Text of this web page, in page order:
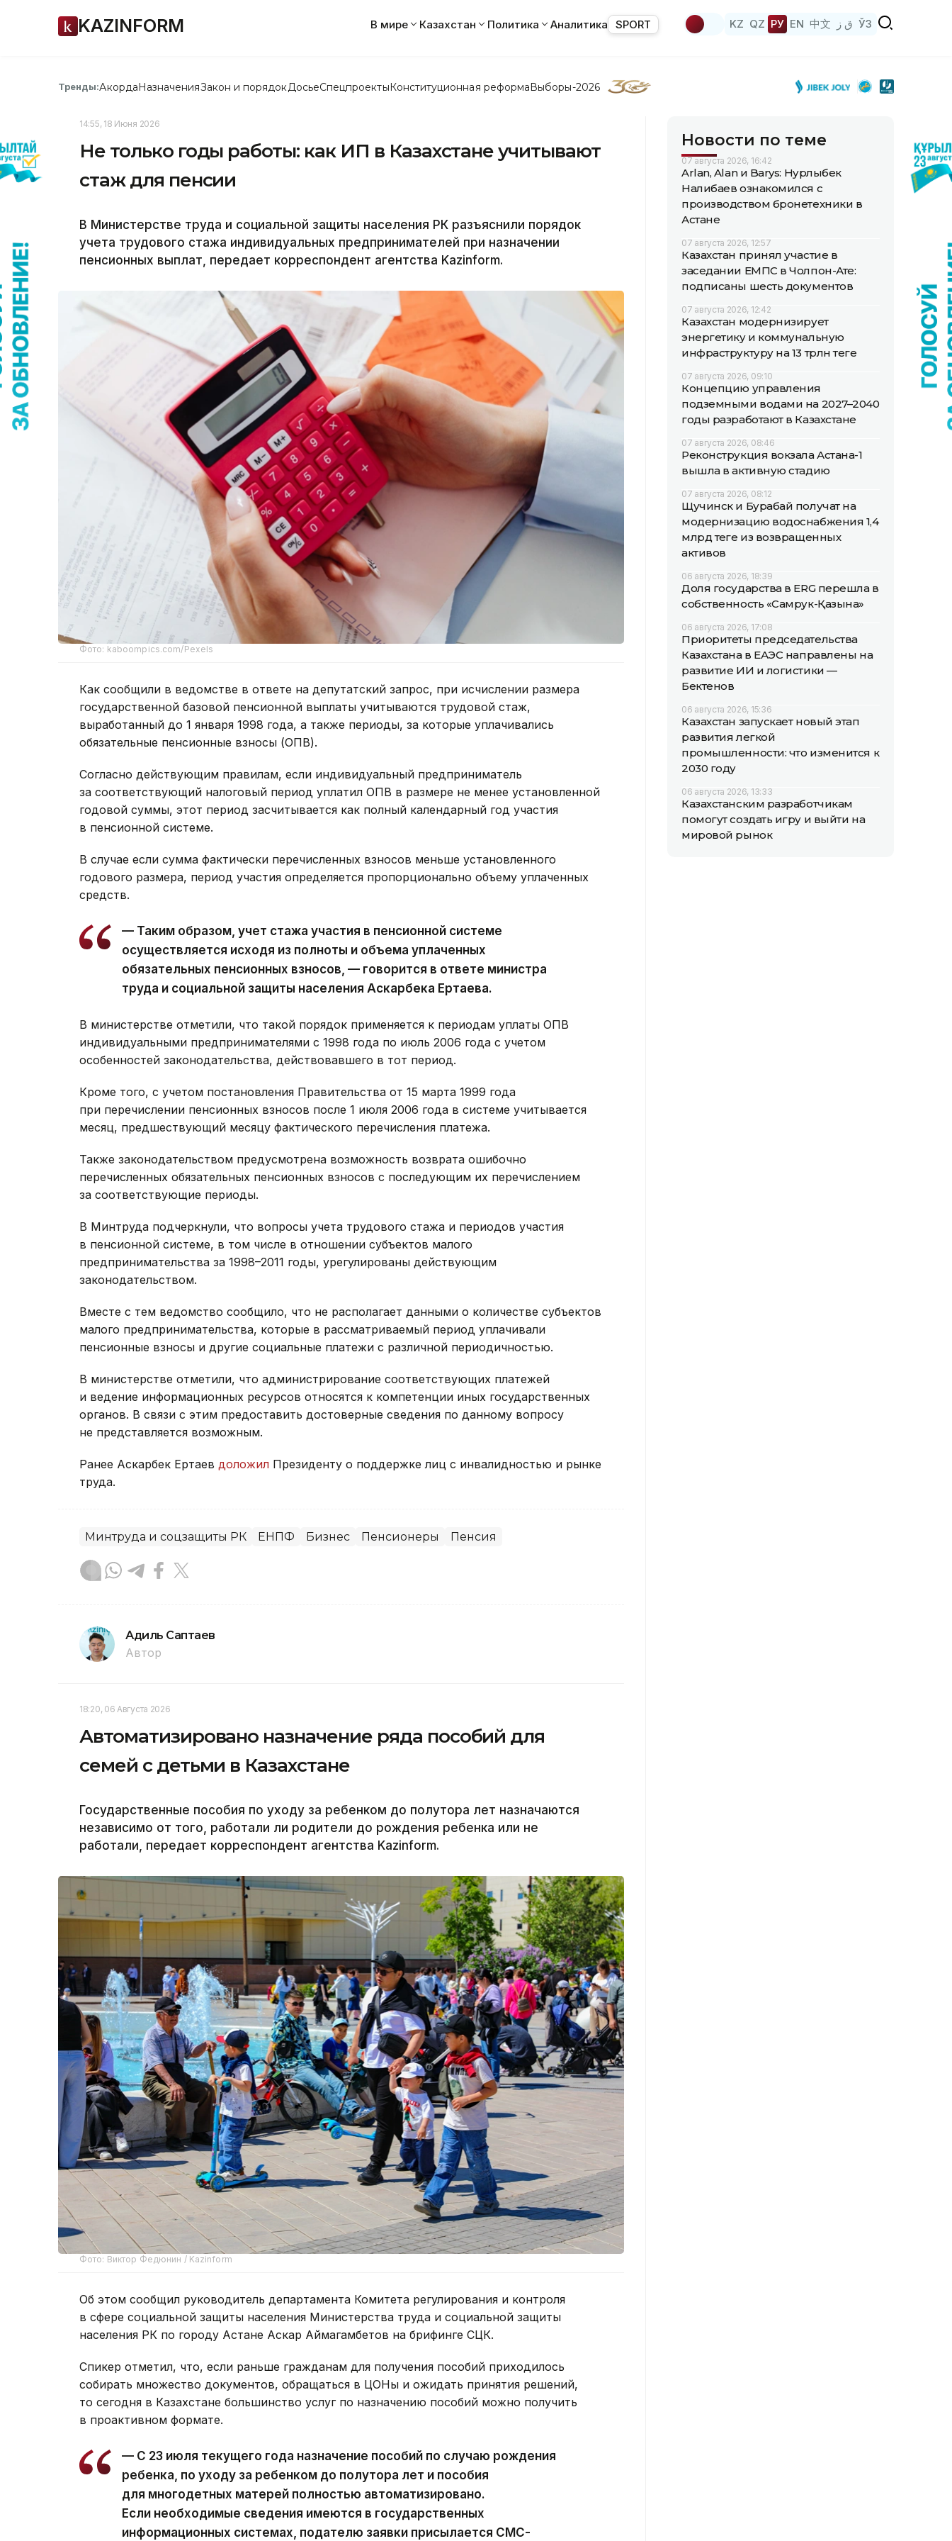
KAZINFORM В мире Казахстан Политика Аналитика SPORT KZ QZ РУ EN 中文 ق ز ЎЗ
Тренды:АкордаНазначенияЗакон и порядок ДосьеСпецпроектыКонституционная реформаВыборы-2026
14:55, 18 Июня 2026
Не только годы работы: как ИП в Казахстане учитывают
стаж для пенсии
В Министерстве труда и социальной защиты населения РК разъяснили порядок
учета трудового стажа индивидуальных предпринимателей при назначении
пенсионных выплат, передает корреспондент агентства Kazinform.
Фото: kaboompics.com/Pexels
Как сообщили в ведомстве в ответе на депутатский запрос, при исчислении размера
государственной базовой пенсионной выплаты учитываются трудовой стаж,
выработанный до 1 января 1998 года, а также периоды, за которые уплачивались
обязательные пенсионные взносы (ОПВ).
Согласно действующим правилам, если индивидуальный предприниматель
за соответствующий налоговый период уплатил ОПВ в размере не менее установленной
годовой суммы, этот период засчитывается как полный календарный год участия
в пенсионной системе.
В случае если сумма фактически перечисленных взносов меньше установленного
годового размера, период участия определяется пропорционально объему уплаченных
средств.
— Таким образом, учет стажа участия в пенсионной системе
осуществляется исходя из полноты и объема уплаченных
обязательных пенсионных взносов, — говорится в ответе министра
труда и социальной защиты населения Аскарбека Ертаева.
В министерстве отметили, что такой порядок применяется к периодам уплаты ОПВ
индивидуальными предпринимателями с 1998 года по июль 2006 года с учетом
особенностей законодательства, действовавшего в тот период.
Кроме того, с учетом постановления Правительства от 15 марта 1999 года
при перечислении пенсионных взносов после 1 июля 2006 года в системе учитывается
месяц, предшествующий месяцу фактического перечисления платежа.
Также законодательством предусмотрена возможность возврата ошибочно
перечисленных обязательных пенсионных взносов с последующим их перечислением
за соответствующие периоды.
В Минтруда подчеркнули, что вопросы учета трудового стажа и периодов участия
в пенсионной системе, в том числе в отношении субъектов малого
предпринимательства за 1998–2011 годы, урегулированы действующим
законодательством.
Вместе с тем ведомство сообщило, что не располагает данными о количестве субъектов
малого предпринимательства, которые в рассматриваемый период уплачивали
пенсионные взносы и другие социальные платежи с различной периодичностью.
В министерстве отметили, что администрирование соответствующих платежей
и ведение информационных ресурсов относятся к компетенции иных государственных
органов. В связи с этим предоставить достоверные сведения по данному вопросу
не представляется возможным.
Ранее Аскарбек Ертаев доложил Президенту о поддержке лиц с инвалидностью и рынке
труда.
Минтруда и соцзащиты РК ЕНПФ Бизнес Пенсионеры Пенсия
Адиль Саптаев
Автор
18:20, 06 Августа 2026
Автоматизировано назначение ряда пособий для
семей с детьми в Казахстане
Государственные пособия по уходу за ребенком до полутора лет назначаются
независимо от того, работали ли родители до рождения ребенка или не
работали, передает корреспондент агентства Kazinform.
Фото: Виктор Федюнин / Kazinform
Об этом сообщил руководитель департамента Комитета регулирования и контроля
в сфере социальной защиты населения Министерства труда и социальной защиты
населения РК по городу Астане Аскар Аймагамбетов на брифинге СЦК.
Спикер отметил, что, если раньше гражданам для получения пособий приходилось
собирать множество документов, обращаться в ЦОНы и ожидать принятия решений,
то сегодня в Казахстане большинство услуг по назначению пособий можно получить
в проактивном формате.
— С 23 июля текущего года назначение пособий по случаю рождения
ребенка, по уходу за ребенком до полутора лет и пособия
для многодетных матерей полностью автоматизировано.
Если необходимые сведения имеются в государственных
информационных системах, подателю заявки присылается СМС-
Новости по теме
07 августа 2026, 16:42
Arlan, Alan и Barys: Нурлыбек
Налибаев ознакомился с
производством бронетехники в
Астане
07 августа 2026, 12:57
Казахстан принял участие в
заседании ЕМПС в Чолпон-Ате:
подписаны шесть документов
07 августа 2026, 12:42
Казахстан модернизирует
энергетику и коммунальную
инфраструктуру на 13 трлн теңге
07 августа 2026, 09:10
Концепцию управления
подземными водами на 2027–2040
годы разработают в Казахстане
07 августа 2026, 08:46
Реконструкция вокзала Астана-1
вышла в активную стадию
07 августа 2026, 08:12
Щучинск и Бурабай получат на
модернизацию водоснабжения 1,4
млрд теңге из возвращенных
активов
06 августа 2026, 18:39
Доля государства в ERG перешла в
собственность «Самрук-Қазына»
06 августа 2026, 17:08
Приоритеты председательства
Казахстана в ЕАЭС направлены на
развитие ИИ и логистики —
Бектенов
06 августа 2026, 15:36
Казахстан запускает новый этап
развития легкой
промышленности: что изменится к
2030 году
06 августа 2026, 13:33
Казахстанским разработчикам
помогут создать игру и выйти на
мировой рынок